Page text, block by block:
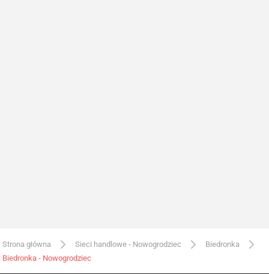
Strona główna Sieci handlowe - Nowogrodziec
Biedronka
Biedronka - Nowogrodziec